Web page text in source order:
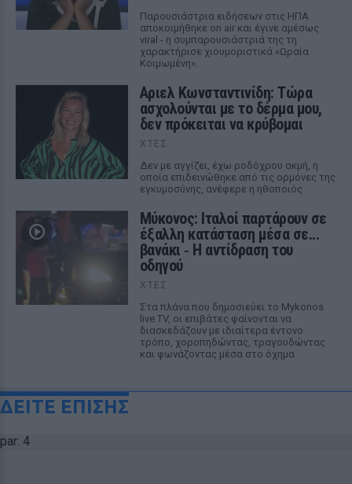
Παρουσιάστρια ειδήσεων στις ΗΠΑ
αποκοιμήθηκε on air και έγινε αμέσως
viral - η συμπαρουσιάστριά της τη
χαρακτήρισε χιουμοριστικά «Ωραία
Κοιμωμένη».
Αριελ Κωνσταντινίδη: Τώρα
ασχολούνται με το δέρμα μου,
δεν πρόκειται να κρύβομαι
ΧΤΕΣ
Δεν με αγγίζει, έχω ροδόχρου ακμή, η
οποία επιδεινώθηκε από τις ορμόνες της
εγκυμοσύνης, ανέφερε η ηθοποιός
Μύκονος: Ιταλοί παρτάρουν σε
έξαλλη κατάσταση μέσα σε...
βανάκι ‑ Η αντίδραση του
οδηγού
ΧΤΕΣ
Στα πλάνα που δημοσιεύει το Mykonos
live TV, οι επιβάτες φαίνονται να
διασκεδάζουν με ιδιαίτερα έντονο
τρόπο, χοροπηδώντας, τραγουδώντας
και φωνάζοντας μέσα στο όχημα
ΔΕΙΤΕ ΕΠΙΣΗΣ
par: 4